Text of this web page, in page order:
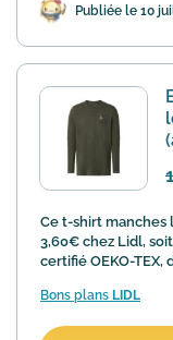
Publiée le 10
Ce t-shirt manches
3,60€ chez Lidl,
certifié OEKO-TEX,
Bons plans LIDL